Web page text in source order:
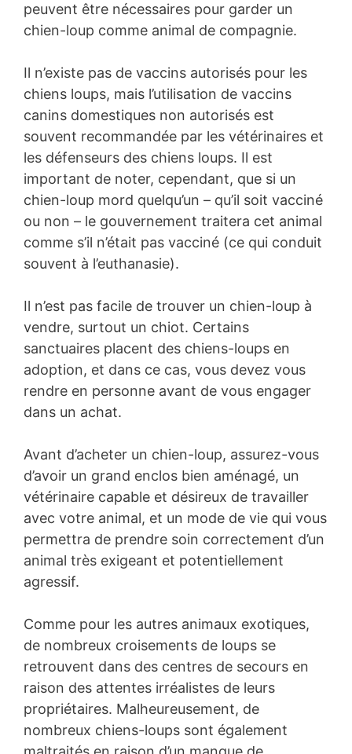
peuvent être nécessaires pour garder un
chien-loup comme animal de compagnie.
Il n’existe pas de vaccins autorisés pour les
chiens loups, mais l’utilisation de vaccins
canins domestiques non autorisés est
souvent recommandée par les vétérinaires et
les défenseurs des chiens loups. Il est
important de noter, cependant, que si un
chien-loup mord quelqu’un – qu’il soit vacciné
ou non – le gouvernement traitera cet animal
comme s’il n’était pas vacciné (ce qui conduit
souvent à l’euthanasie).
Il n’est pas facile de trouver un chien-loup à
vendre, surtout un chiot. Certains
sanctuaires placent des chiens-loups en
adoption, et dans ce cas, vous devez vous
rendre en personne avant de vous engager
dans un achat.
Avant d’acheter un chien-loup, assurez-vous
d’avoir un grand enclos bien aménagé, un
vétérinaire capable et désireux de travailler
avec votre animal, et un mode de vie qui vous
permettra de prendre soin correctement d’un
animal très exigeant et potentiellement
agressif.
Comme pour les autres animaux exotiques,
de nombreux croisements de loups se
retrouvent dans des centres de secours en
raison des attentes irréalistes de leurs
propriétaires. Malheureusement, de
nombreux chiens-loups sont également